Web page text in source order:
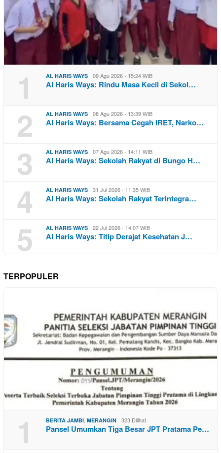
1 AL HARIS WAYS 09 Agu 2026 - 15:24 WIB
Al Haris Ways: Rindu Masa Kecil di Sekol…
2 AL HARIS WAYS 08 Agu 2026 - 13:39 WIB
Al Haris Ways: Bersama Cegah IRET, Narko…
3 AL HARIS WAYS 07 Agu 2026 - 14:11 WIB
Al Haris Ways: Sekolah Rakyat di Bungo H…
4 AL HARIS WAYS 31 Jul 2026 - 11:35 WIB
Al Haris Ways: Sekolah Rakyat Terintegra…
5 AL HARIS WAYS 22 Jul 2026 - 14:07 WIB
Al Haris Ways: Titip Derajat Kesehatan J…
TERPOPULER
1 BERITA JAMBI MERANGIN 323 Dilihat
Pansel Umumkan Tiga Besar JPT Pratama Pe…